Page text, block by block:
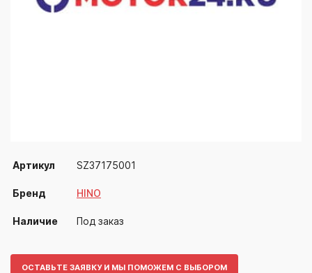
Артикул SZ37175001
Бренд HINO
Наличие Под заказ
ОСТАВЬТЕ ЗАЯВКУ И МЫ ПОМОЖЕМ С ВЫБОРОМ